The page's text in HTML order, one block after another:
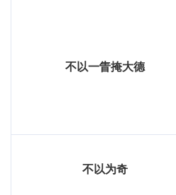
不以一眚掩大德
不以为奇